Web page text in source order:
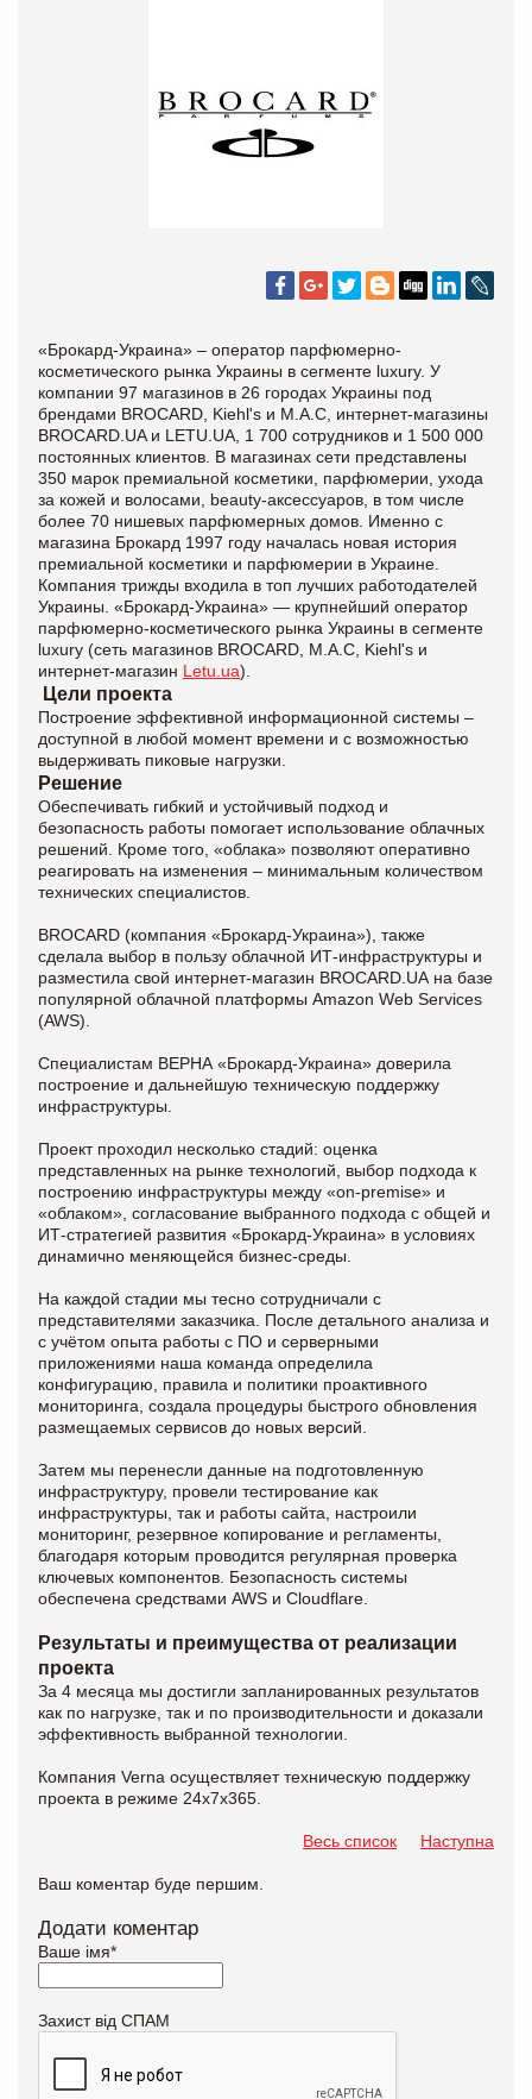
«Брокард-Украина» – оператор парфюмерно-
косметического рынка Украины в сегменте luxury. У
компании 97 магазинов в 26 городах Украины под
брендами BROCARD, Kiehl's и М.А.С, интернет-магазины
BROCARD.UA и LETU.UA, 1 700 сотрудников и 1 500 000
постоянных клиентов. В магазинах сети представлены
350 марок премиальной косметики, парфюмерии, ухода
за кожей и волосами, beauty-аксессуаров, в том числе
более 70 нишевых парфюмерных домов. Именно с
магазина Брокард 1997 году началась новая история
премиальной косметики и парфюмерии в Украине.
Компания трижды входила в топ лучших работодателей
Украины. «Брокард-Украина» — крупнейший оператор
парфюмерно-косметического рынка Украины в сегменте
luxury (сеть магазинов BROCARD, М.А.С, Kiehl's и
интернет-магазин Letu.ua).
Цели проекта
Построение эффективной информационной системы –
доступной в любой момент времени и с возможностью
выдерживать пиковые нагрузки
Решение
Обеспечивать гибкий и устойчивый подход и
безопасность работы помогает использование облачных
решений. Кроме того, «облака» позволяют оперативно
реагировать на изменения – минимальным количеством
технических специалистов.
BROCARD (компания «Брокард-Украина»), также
сделала выбор в пользу облачной ИТ-инфраструктуры и
разместила свой интернет-магазин BROCARD.UA на базе
популярной облачной платформы Amazon Web Services
(AWS).
Специалистам ВЕРНА «Брокард-Украина» доверила
построение и дальнейшую техническую поддержку
инфраструктуры.
Проект проходил несколько стадий: оценка
представленных на рынке технологий, выбор подхода к
построению инфраструктуры между «on-premise» и
«облаком», согласование выбранного подхода с общей и
ИТ-стратегией развития «Брокард-Украина» в условиях
динамично меняющейся бизнес-среды.
На каждой стадии мы тесно сотрудничали с
представителями заказчика. После детального анализа и
с учётом опыта работы с ПО и серверными
приложениями наша команда определила
конфигурацию, правила и политики проактивного
мониторинга, создала процедуры быстрого обновления
размещаемых сервисов до новых версий.
Затем мы перенесли данные на подготовленную
инфраструктуру, провели тестирование как
инфраструктуры, так и работы сайта, настроили
мониторинг, резервное копирование и регламенты,
благодаря которым проводится регулярная проверка
ключевых компонентов. Безопасность системы
обеспечена средствами AWS и Cloudflare.
Результаты и преимущества от реализации
проекта
За 4 месяца мы достигли запланированных результатов
как по нагрузке, так и по производительности и доказали
эффективность выбранной технологии.
Компания Verna осуществляет техническую поддержку
проекта в режиме 24х7х365.
Весь список Наступна
Ваш коментар буде першим.
Додати коментар
Ваше імя*
Захист від СПАМ